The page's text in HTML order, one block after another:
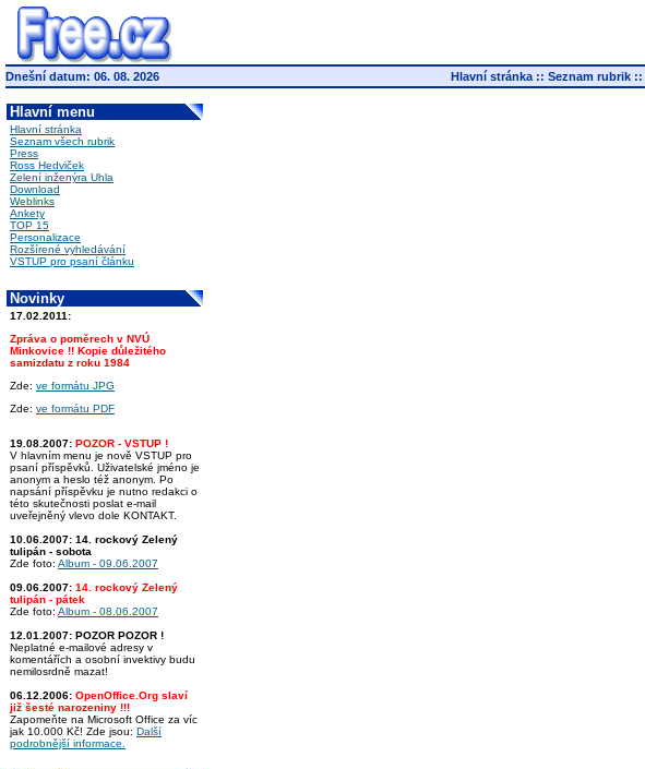
Dnešní datum: 06. 08. 2026 Hlavní stránka:: Seznam rubrik::
Hlavní menu
Hlavní stránka
Seznam všech rubrik
Press
Ross Hedviček
Zelení inženýra Uhla
Download
Weblinks
Ankety
TOP 15
Personalizace
Rozšírené vyhledávání
VSTUP pro psaní článku
Novinky
17.02.2011:
Zpráva o poměrech v NVÚ
Minkovice !! Kopie důležitého
samizdatu z roku 1984
Zde: ve formátu JPG
Zde: ve formátu PDF
19.08.2007: POZOR - VSTUP !
V hlavním menu je nově VSTUP pro
psaní příspěvků. Uživatelské jméno je
anonym a heslo též anonym. Po
napsání příspěvku je nutno redakci o
této skutečnosti poslat e-mail
uveřejněný vlevo dole KONTAKT.
10.06.2007: 14. rockový Zelený
tulipán - sobota
Zde foto: Album - 09.06.2007
09.06.2007: 14. rockový Zelený
tulipán - pátek
Zde foto: Album - 08.06.2007
12.01.2007: POZOR POZOR !
Neplatné e-mailové adresy v
komentářích a osobní invektivy budu
nemilosrdně mazat!
06.12.2006: OpenOffice.Org slaví
již šesté narozeniny !!!
Zapomeňte na Microsoft Office za víc
jak 10.000 Kč! Zde jsou: Další
podrobnější informace.